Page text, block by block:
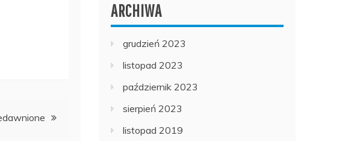
ARCHIWA
grudzień 2023
listopad 2023
październik 2023
sierpień 2023
listopad 2019